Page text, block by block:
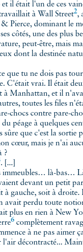
et il était l'un de ces
à Wall Street2,
& Pierce, dominant le
de littérature, peut-être,
que tu ne dois pas
C'était vrai. Il était
Manhattan, et il n'avait
toutes les files
chocs contre pare-
péage à quelques
sûre que c'est la
cœur, mais je n'ai
?
. [...]
immeubles… là-bas…
devant un petit
gauche, soit à droite.
avait perdu toute
6 complètement
à ne pas aimer
l'air décontracté...